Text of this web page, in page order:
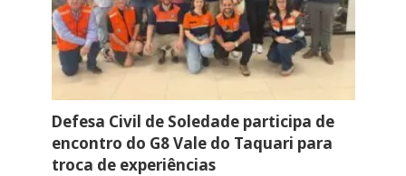
Defesa Civil de Soledade participa de
encontro do G8 Vale do Taquari para
troca de experiências